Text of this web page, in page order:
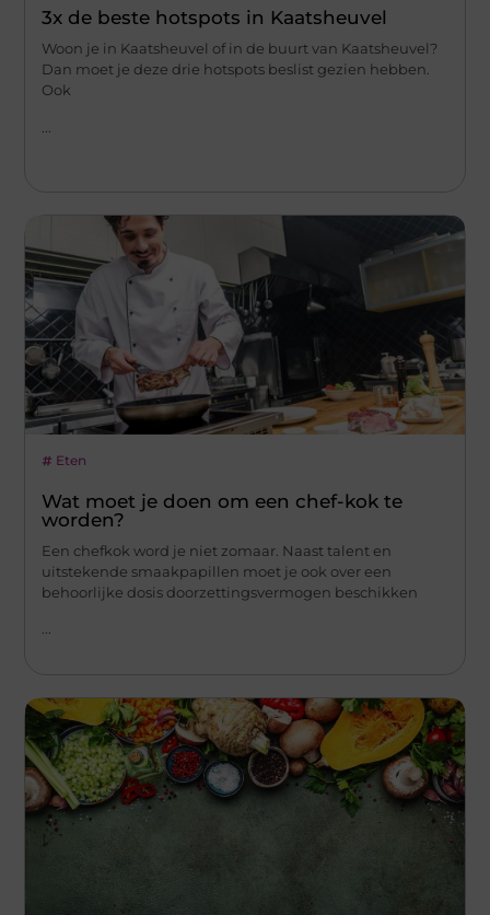
3x de beste hotspots in Kaatsheuvel
Woon je in Kaatsheuvel of in de buurt van Kaatsheuvel?
Dan moet je deze drie hotspots beslist gezien hebben.
Ook
Eten
Wat moet je doen om een chef-kok te
worden?
Een chefkok word je niet zomaar. Naast talent en
uitstekende smaakpapillen moet je ook over een
behoorlijke dosis doorzettingsvermogen beschikken